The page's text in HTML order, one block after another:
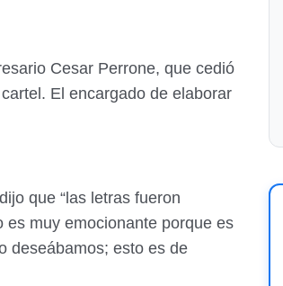
Cesar Perrone, que cedió
El encargado de elaborar
que “las letras fueron
muy emocionante porque es
deseábamos; esto es de